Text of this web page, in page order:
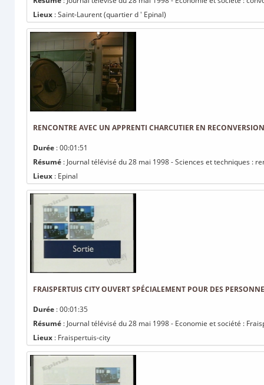
Lieux : Saint-Laurent (quartier d ' Epinal)
RENCONTRE AVEC UN APPRENTI CHARCUTIER EN
Durée : 00:01:51
Résumé : Journal télévisé du 28 mai 1998 - Sciences et techniques :
Lieux : Epinal
FRAISPERTUIS CITY OUVERT SPÉCIALEMENT POUR DES
Durée : 00:01:35
Résumé : Journal télévisé du 28 mai 1998 - Economie et société :
Lieux : Fraispertuis-city